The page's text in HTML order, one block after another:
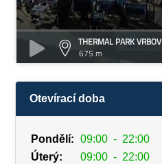
THERMAL PARK VRBOV
675 m
Otevírací doba
Pondělí: 09:00 - 22:00
Úterý:
09:00 - 22:00